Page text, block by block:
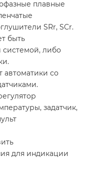
плавные
SRr, SCr.
быть
системой, либо
автоматики со
задатчик,
для индикации